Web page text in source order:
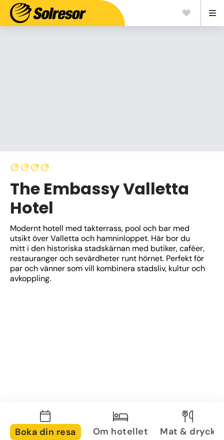
The Embassy Valletta
Hotel
Modernt hotell med takterrass, pool och bar med
utsikt över Valletta och hamninloppet. Här bor du
mitt i den historiska stadskärnan med butiker, caféer,
restauranger och sevärdheter runt hörnet. Perfekt för
par och vänner som vill kombinera stadsliv, kultur och
avkoppling.
Boka din resa Om hotellet Mat & dryck